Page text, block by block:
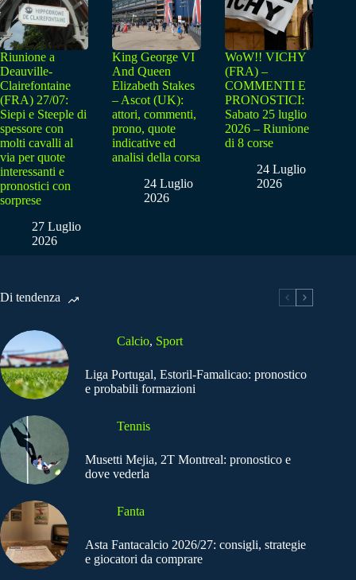
Riunione a
Deauville-
Clairefontaine
(FRA) 27/07:
Siepi e Steeple di
spessore con
molti cavalli al
via per quote
interessanti e
pronostici con
sorprese
27 Luglio
2026
King George VI
And Queen
Elizabeth Stakes
– Ascot (UK):
attori, commenti,
prono, quote
indicative ed
analisi della corsa
24 Luglio
2026
WoW!! VICHY
(FRA) –
COMMENTI E
PRONOSTICI:
Sabato 25 luglio
2026 – Riunione
di 8 corse
24 Luglio
2026
Di tendenza
Calcio, Sport
Liga Portugal, Estoril-Famalicao: pronostico
e probabili formazioni
Tennis
Musetti Mejia, 2T Montreal: pronostico e
dove vederla
Fanta
Asta Fantacalcio 2026/27: consigli, strategie
e giocatori da comprare